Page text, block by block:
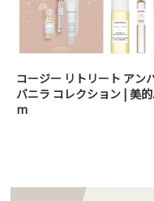
コージー リトリート アン
バニラ コレクション | 美
m